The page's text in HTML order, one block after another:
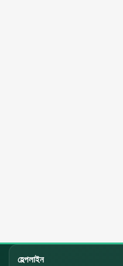
হেল্পলাইন